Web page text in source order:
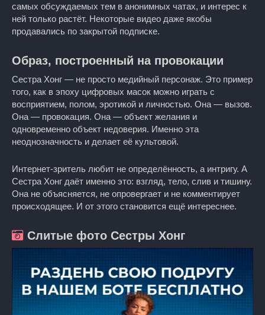
самых обсуждаемых тем в анонимных чатах, и интерес к
ней только растёт. Некоторые видео даже якобы
продавались по закрытой подписке.
Образ, построенный на провокации
Сестра Хонг — не просто медийный персонаж. Это пример
того, как в эпоху цифровых масок можно играть с
восприятием, полом, эротикой и личностью. Она — вызов.
Она — провокация. Она — объект желания и
одновременно объект недоверия. Именно эта
неоднозначность и делает её культовой.
Интернет-зритель любит не определённость, а интригу. А
Сестра Хонг даёт именно это: взгляд, тело, слив и тишину.
Она не объясняется, не опровергает и не комментирует
происходящее. И от этого становится ещё интереснее.
Слитые фото Сестры Хонг